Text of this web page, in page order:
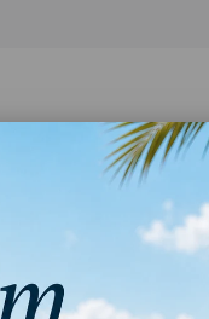
Florame Bakım
Ritüelleri
Masaj Yağı -